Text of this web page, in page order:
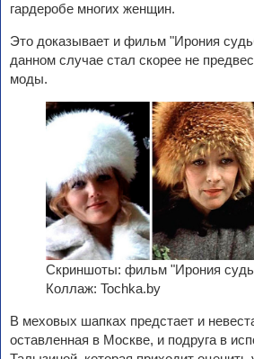
гардеробе многих женщин.
Это доказывает и фильм "Ирония
данном случае стал скорее не
моды.
Скриншоты: фильм "Ирония
Коллаж: Tochka.by
В меховых шапках предстает и
оставленная в Москве, и подруга в